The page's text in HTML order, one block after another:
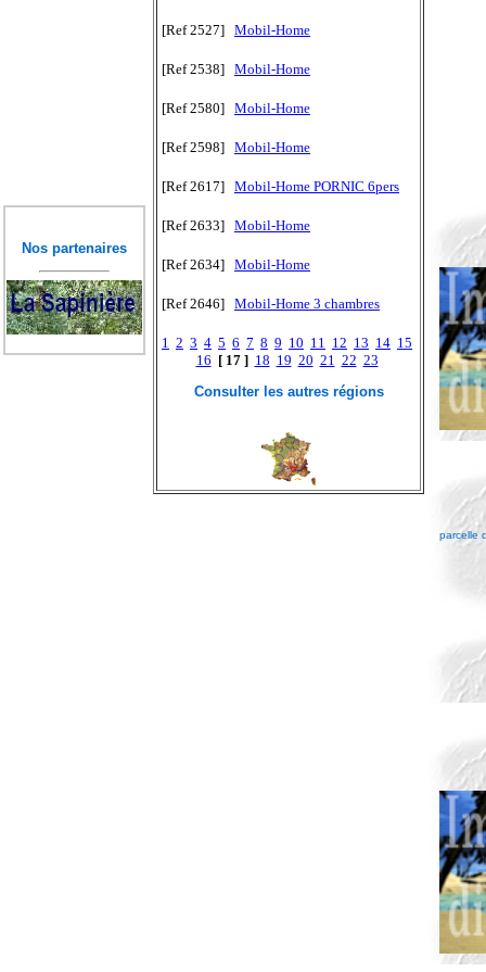
Nos partenaires
[Ref 2527] Mobil-Home
[Ref 2538] Mobil-Home
[Ref 2580] Mobil-Home
[Ref 2598] Mobil-Home
[Ref 2617] Mobil-Home PORNIC 6pers
[Ref 2633] Mobil-Home
[Ref 2634] Mobil-Home
[Ref 2646] Mobil-Home 3 chambres
1 2 3 4 5 6 7 8 9 10 11 12 13 14 15
16 [ 17 ] 18 19 20 21 22 23
Consulter les autres régions
parcelle